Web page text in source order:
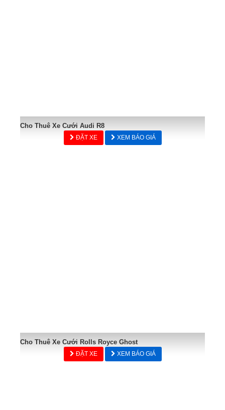
Cho Thuê Xe Cưới Audi R8
ĐẶT XE XEM BÁO GIÁ
Cho Thuê Xe Cưới Rolls Royce Ghost
ĐẶT XE XEM BÁO GIÁ